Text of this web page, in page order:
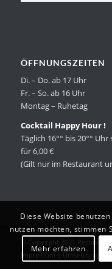
ÖFFNUNGSZEITEN
Di. – Do. ab 17 Uhr
Fr. – So. ab 16 Uhr
Montag – Ruhetag
Cocktail Happy Hour !
Täglich 16°° bis 20°°
für 6,00 €
(Gilt nur im Restaurant
© Copyright 2021 Restaurant
Impressum
| ‎Umsetzung
Diese Website
nutzen möchten, stimmen
Mehr erfahren